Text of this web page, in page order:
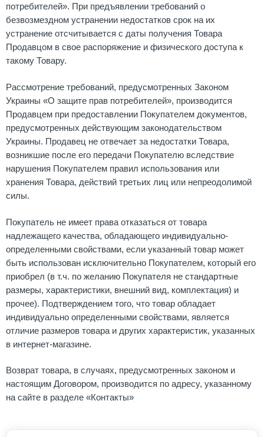
потребителей». При предъявлении требований о
безвозмездном устранении недостатков срок на их
устранение отсчитывается с даты получения Товара
Продавцом в свое распоряжение и физического доступа к
такому Товару.
Рассмотрение требований, предусмотренных Законом
Украины «О защите прав потребителей», производится
Продавцем при предоставлении Покупателем документов,
предусмотренных действующим законодательством
Украины. Продавец не отвечает за недостатки Товара,
возникшие после его передачи Покупателю вследствие
нарушения Покупателем правил использования или
хранения Товара, действий третьих лиц или непреодолимой
силы.
Покупатель не имеет права отказаться от товара
надлежащего качества, обладающего индивидуально-
определенными свойствами, если указанный товар может
быть использован исключительно Покупателем, который его
приобрел (в т.ч. по желанию Покупателя не стандартные
размеры, характеристики, внешний вид, комплектация) и
прочее). Подтверждением того, что товар обладает
индивидуально определенными свойствами, является
отличие размеров товара и других характеристик, указанных
в интернет-магазине.
Возврат товара, в случаях, предусмотренных законом и
настоящим Договором, производится по адресу, указанному
на сайте в разделе «Контакты»